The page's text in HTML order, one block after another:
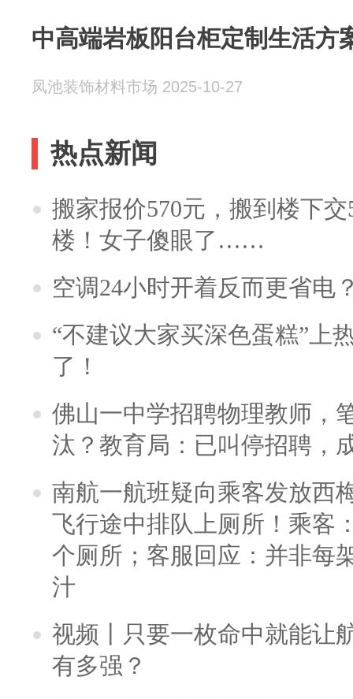
凤池装饰材料市场 2025-10-27
热点新闻
搬家报价570元，搬到楼下
楼！女子傻眼了……
空调24小时开着反而更省电
“不建议大家买深色蛋糕”上
了！
佛山一中学招聘物理教师，
汰？教育局：已叫停招聘，
南航一航班疑向乘客发放西
飞行途中排队上厕所！乘客
个厕所；客服回应：并非每
汁
视频丨只要一枚命中就能让
有多强？